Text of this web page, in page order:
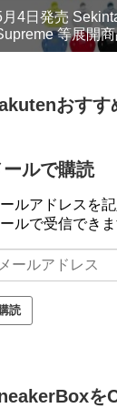
月4日発売
等展開
おすす
ールで購読
ールアドレスを
ールで受信できま
を